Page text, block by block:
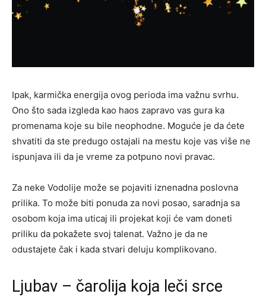
Ipak, karmička energija ovog perioda ima važnu svrhu.
Ono što sada izgleda kao haos zapravo vas gura ka
promenama koje su bile neophodne. Moguće je da ćete
shvatiti da ste predugo ostajali na mestu koje vas više ne
ispunjava ili da je vreme za potpuno novi pravac.
Za neke Vodolije može se pojaviti iznenadna poslovna
prilika. To može biti ponuda za novi posao, saradnja sa
osobom koja ima uticaj ili projekat koji će vam doneti
priliku da pokažete svoj talenat. Važno je da ne
odustajete čak i kada stvari deluju komplikovano.
Ljubav – čarolija koja leči srce